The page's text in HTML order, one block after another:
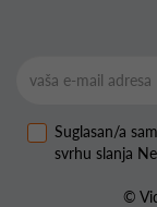
Suglasan/a
svrhu slanja
©